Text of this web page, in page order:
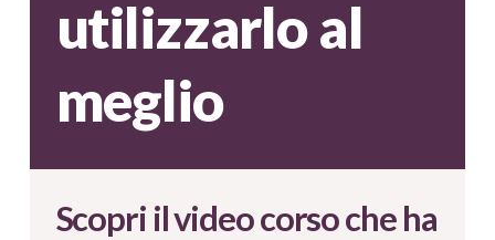
utilizzarlo al
meglio
Scopri il video corso che ha